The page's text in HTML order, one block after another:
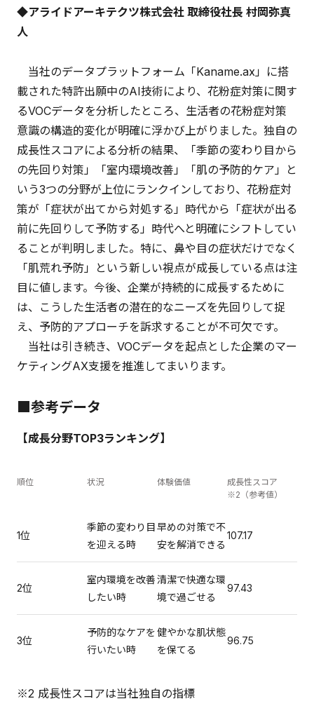
◆アライドアーキテクツ株式会社 取締役社長 村岡弥真
人
当社のデータプラットフォーム「Kaname.ax」に搭
載された特許出願中のAI技術により、花粉症対策に関す
るVOCデータを分析したところ、生活者の花粉症対策
意識の構造的変化が明確に浮かび上がりました。独自の
成長性スコアによる分析の結果、「季節の変わり目から
の先回り対策」「室内環境改善」「肌の予防的ケア」と
いう3つの分野が上位にランクインしており、花粉症対
策が「症状が出てから対処する」時代から「症状が出る
前に先回りして予防する」時代へと明確にシフトしてい
ることが判明しました。特に、鼻や目の症状だけでなく
「肌荒れ予防」という新しい視点が成長している点は注
目に値します。今後、企業が持続的に成長するために
は、こうした生活者の潜在的なニーズを先回りして捉
え、予防的アプローチを訴求することが不可欠です。
当社は引き続き、VOCデータを起点とした企業のマー
ケティングAX支援を推進してまいります。
■参考データ
【成長分野TOP3ランキング】
順位 状況 体験価値
成長性スコア
※2（参考値）
1位
季節の変わり目
を迎える時
早めの対策で不
安を解消できる
107.17
2位
室内環境を改善
したい時
清潔で快適な環
境で過ごせる
97.43
3位
予防的なケアを
行いたい時
健やかな肌状態
を保てる
96.75
※2 成長性スコアは当社独自の指標